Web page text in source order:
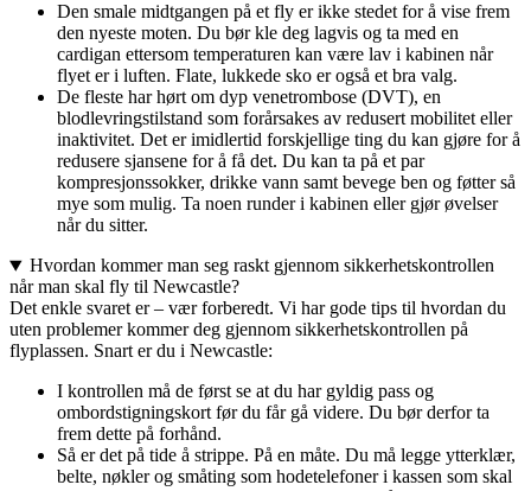
Den smale midtgangen på et fly er ikke stedet for å vise frem
den nyeste moten. Du bør kle deg lagvis og ta med en
cardigan ettersom temperaturen kan være lav i kabinen når
flyet er i luften. Flate, lukkede sko er også et bra valg.
De fleste har hørt om dyp venetrombose (DVT), en
blodlevringstilstand som forårsakes av redusert mobilitet eller
inaktivitet. Det er imidlertid forskjellige ting du kan gjøre for å
redusere sjansene for å få det. Du kan ta på et par
kompresjonssokker, drikke vann samt bevege ben og føtter så
mye som mulig. Ta noen runder i kabinen eller gjør øvelser
når du sitter.
Hvordan kommer man seg raskt gjennom sikkerhetskontrollen
når man skal fly til Newcastle?
Det enkle svaret er – vær forberedt. Vi har gode tips til hvordan du
uten problemer kommer deg gjennom sikkerhetskontrollen på
flyplassen. Snart er du i Newcastle:
I kontrollen må de først se at du har gyldig pass og
ombordstigningskort før du får gå videre. Du bør derfor ta
frem dette på forhånd.
Så er det på tide å strippe. På en måte. Du må legge ytterklær,
belte, nøkler og småting som hodetelefoner i kassen som skal